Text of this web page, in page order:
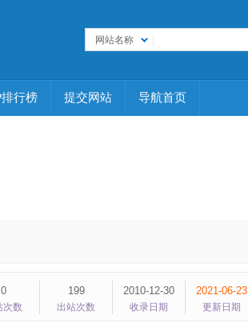
网站名称
排行榜 提交网站 导航首页
0
次数
199
出站次数
2010-12-30
收录日期
2021-06-23
更新日期